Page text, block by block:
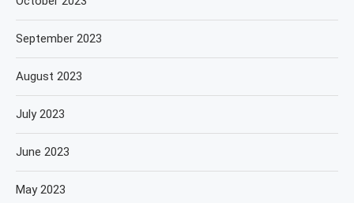
September 2023
August 2023
July 2023
June 2023
May 2023